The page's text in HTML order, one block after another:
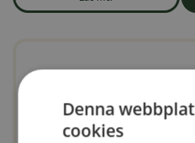
om produkten
Denna
cookies